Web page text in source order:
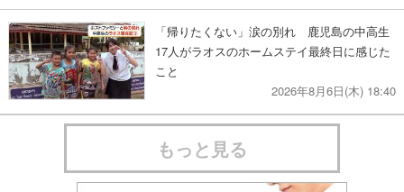
「帰りたくない」涙の別れ 鹿児島の中高生
17人がラオスのホームステイ最終日に感じた
こと
2026年8月6日(木) 18:40
もっと見る